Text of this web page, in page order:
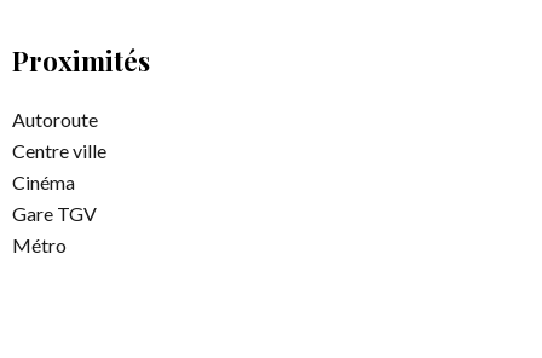
Proximités
Autoroute
Centre ville
Cinéma
Gare TGV
Métro